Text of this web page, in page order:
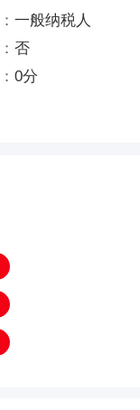
一般纳税人
否
0分